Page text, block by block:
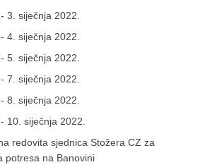
3. siječnja 2022.
4. siječnja 2022.
5. siječnja 2022.
7. siječnja 2022.
8. siječnja 2022.
10. siječnja 2022.
redovita sjednica Stožera CZ za
potresa na Banovini